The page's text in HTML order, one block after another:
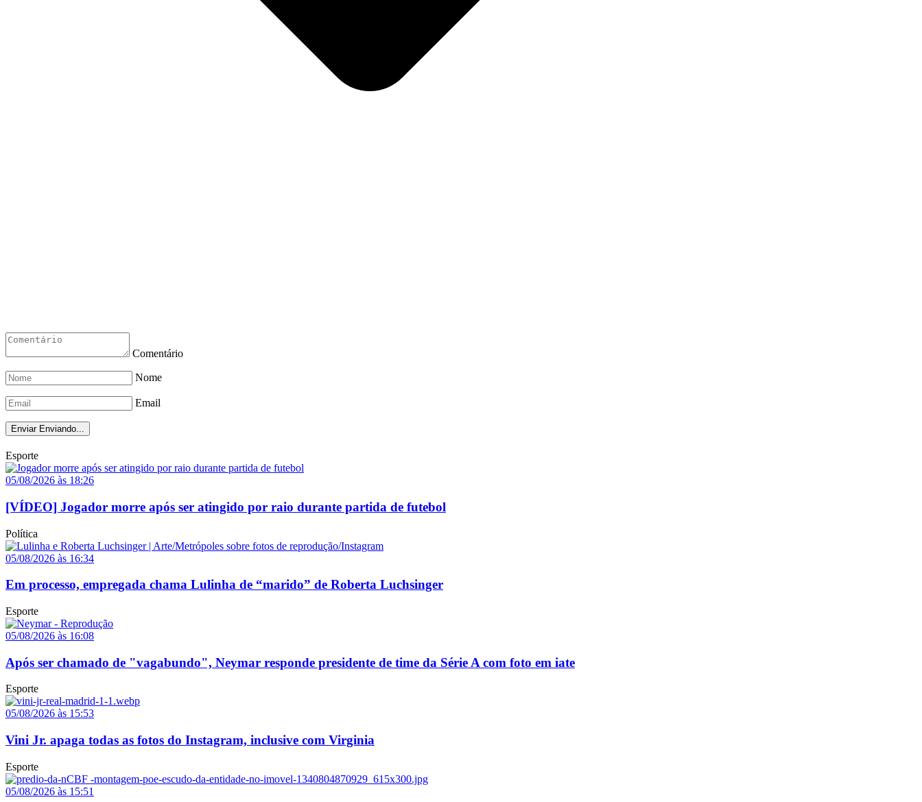
Comentário
Nome
Email
Enviar Enviando...
Esporte
05/08/2026 às 18:26
[VÍDEO] Jogador morre após ser atingido por raio durante partida de futebol
Política
05/08/2026 às 16:34
Em processo, empregada chama Lulinha de “marido” de Roberta Luchsinger
Esporte
05/08/2026 às 16:08
Após ser chamado de "vagabundo", Neymar responde presidente de time da Série A com foto em iate
Esporte
05/08/2026 às 15:53
Vini Jr. apaga todas as fotos do Instagram, inclusive com Virginia
Esporte
05/08/2026 às 15:51